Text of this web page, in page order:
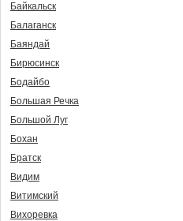
Байкальск
Балаганск
Баяндай
Бирюсинск
Бодайбо
Большая Речка
Большой Луг
Бохан
Братск
Видим
Витимский
Вихоревка